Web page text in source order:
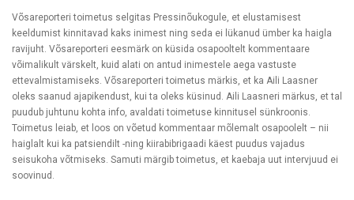
Võsareporteri toimetus selgitas Pressinõukogule, et elustamisest
keeldumist kinnitavad kaks inimest ning seda ei lükanud ümber ka haigla
ravijuht. Võsareporteri eesmärk on küsida osapooltelt kommentaare
võimalikult värskelt, kuid alati on antud inimestele aega vastuste
ettevalmistamiseks. Võsareporteri toimetus märkis, et ka Aili Laasner
oleks saanud ajapikendust, kui ta oleks küsinud. Aili Laasneri märkus, et tal
puudub juhtunu kohta info, avaldati toimetuse kinnitusel sünkroonis.
Toimetus leiab, et loos on võetud kommentaar mõlemalt osapoolelt – nii
haiglalt kui ka patsiendilt -ning kiirabibrigaadi käest puudus vajadus
seisukoha võtmiseks. Samuti märgib toimetus, et kaebaja uut intervjuud ei
soovinud.